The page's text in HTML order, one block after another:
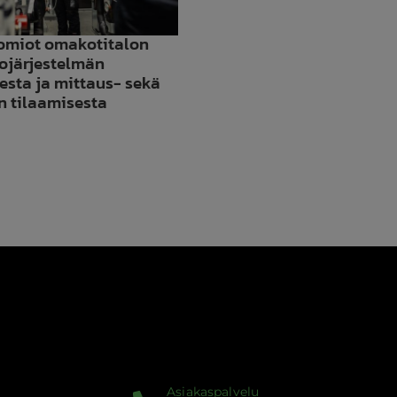
omakotitalon
ja mittaus- sekä
tilaamisesta
Asiakaspalvelu